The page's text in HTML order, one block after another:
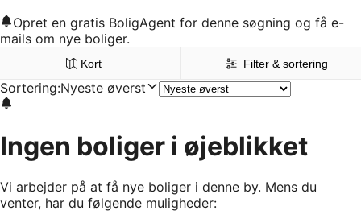
Opret en gratis BoligAgent for denne søgning og få e-
mails om nye boliger.
Kort Filter & sortering
Sortering:Nyeste øverst
Ingen boliger i øjeblikket
Vi arbejder på at få nye boliger i denne by. Mens du
venter, har du følgende muligheder: